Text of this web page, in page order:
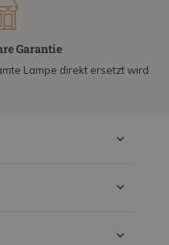
Garantie
Lampe direkt ersetzt wird